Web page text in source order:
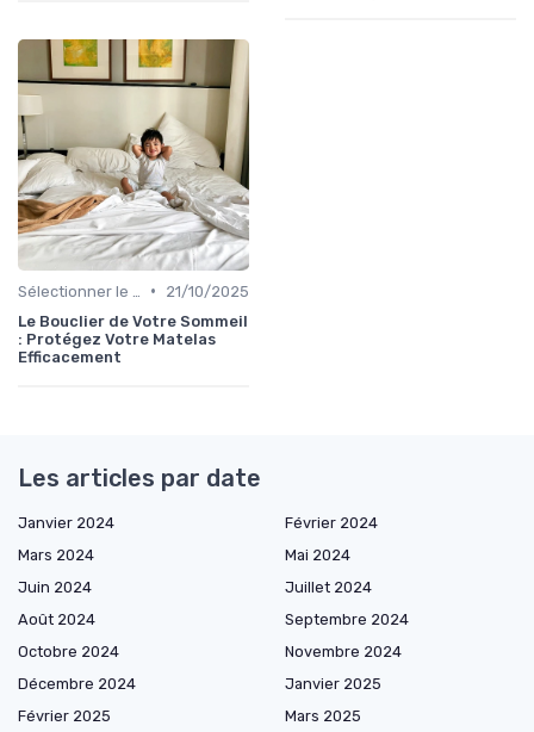
•
21/10/2025
Le Bouclier de Votre Sommeil
: Protégez Votre Matelas
Efficacement
Les articles par date
Janvier 2024
Février 2024
Mars 2024
Mai 2024
Juin 2024
Juillet 2024
Août 2024
Septembre 2024
Octobre 2024
Novembre 2024
Décembre 2024
Janvier 2025
Février 2025
Mars 2025